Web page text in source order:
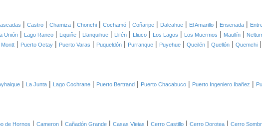
| Castro | Chamiza | Chonchi | Cochamó | Coñaripe | Dalcahue | El Amarillo | Ensenada |
Unión | Lago Ranco | Liquiñe | Llanquihue | Llifén | Lliuco | Los Lagos | Los Muermos | Maullín |
Montt | Puerto Octay | Puerto Varas | Puqueldón | Purranque | Puyehue | Queilén | Quellón | Quemchi |
| La Junta | Lago Cochrane | Puerto Bertrand | Puerto Chacabuco | Puerto Ingeniero Ibañez |
de Hornos | Cameron | Cañadón Grande | Casas Viejas | Cerro Castillo | Cerro Dorotea | Cerro